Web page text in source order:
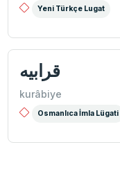
Yeni Türkçe Lugat
قرابیه
kurâbiye
Osmanlıca İmla Lügati